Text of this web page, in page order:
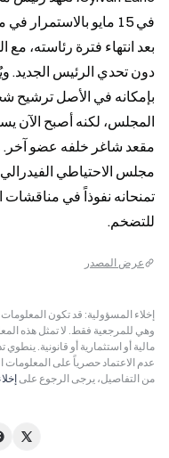
للتضخم.
عرض المصدر
إخلاء المسؤولية: قد تكون
مالية أو استثمارية أو قانونية.
عدم الاعتماد حصرياً على المعلومات
من التفاصيل، يرجى الرجوع على